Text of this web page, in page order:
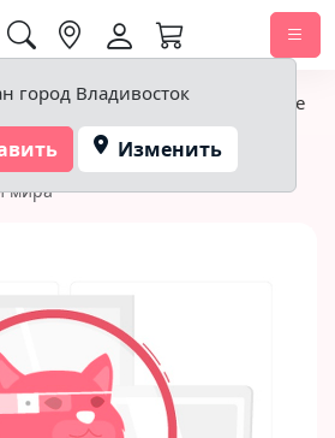
город Владивосток
Изменить
питание Подгузники, гигиена
Пресс (книги)
мира